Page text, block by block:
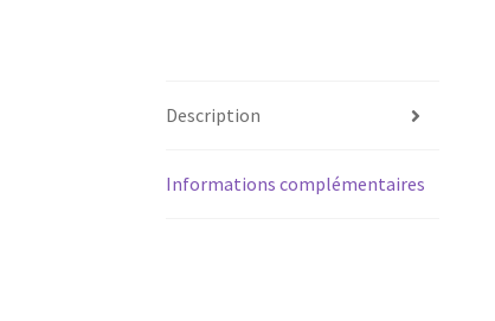
Description
Informations complémentaires